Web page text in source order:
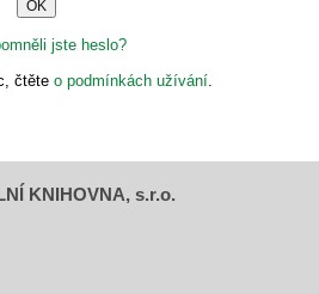
jste heslo?
čtěte o podmínkách užívání.
KNIHOVNA, s.r.o.